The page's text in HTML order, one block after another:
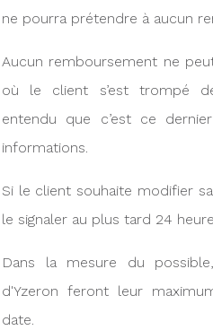
ne pourra prétendre à aucun
Aucun remboursement ne
où le client s’est trompé
entendu que c’est ce
informations.
Si le client souhaite modifier
le signaler au plus tard 24
Dans la mesure du
d'Yzeron feront leur
date.